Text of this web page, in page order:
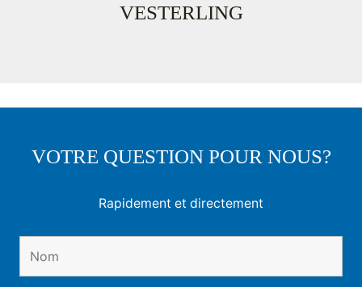
VESTERLING
VOTRE QUESTION POUR NOUS?
Rapidement et directement